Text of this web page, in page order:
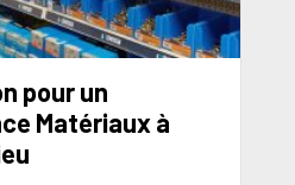
pour un
Matériaux à